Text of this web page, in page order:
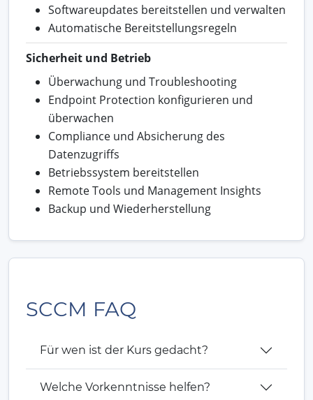
Softwareupdates bereitstellen und verwalten
Automatische Bereitstellungsregeln
Sicherheit und Betrieb
Überwachung und Troubleshooting
Endpoint Protection konfigurieren und
überwachen
Compliance und Absicherung des
Datenzugriffs
Betriebssystem bereitstellen
Remote Tools und Management Insights
Backup und Wiederherstellung
SCCM FAQ
Für wen ist der Kurs gedacht?
Welche Vorkenntnisse helfen?